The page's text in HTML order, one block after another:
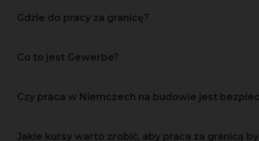
Gdzie do pracy za granicę?
Co to jest Gewerbe?
Czy praca w Niemczech na budowie jest
Jakie kursy warto zrobić, aby praca za granicą